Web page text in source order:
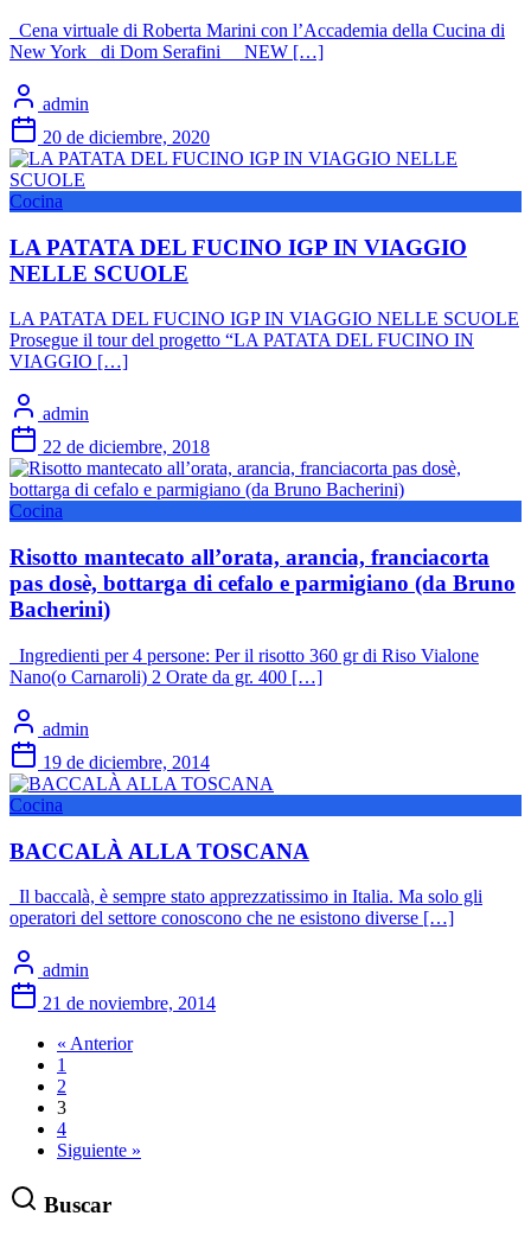
Cena virtuale di Roberta Marini con l’Accademia della Cucina di
New York di Dom Serafini NEW […]
admin
20 de diciembre, 2020
Cocina
LA PATATA DEL FUCINO IGP IN VIAGGIO
NELLE SCUOLE
LA PATATA DEL FUCINO IGP IN VIAGGIO NELLE SCUOLE
Prosegue il tour del progetto “LA PATATA DEL FUCINO IN
VIAGGIO […]
admin
22 de diciembre, 2018
Cocina
Risotto mantecato all’orata, arancia, franciacorta
pas dosè, bottarga di cefalo e parmigiano (da Bruno
Bacherini)
Ingredienti per 4 persone: Per il risotto 360 gr di Riso Vialone
Nano(o Carnaroli) 2 Orate da gr. 400 […]
admin
19 de diciembre, 2014
Cocina
BACCALÀ ALLA TOSCANA
Il baccalà, è sempre stato apprezzatissimo in Italia. Ma solo gli
operatori del settore conoscono che ne esistono diverse […]
admin
21 de noviembre, 2014
« Anterior
1
2
3
4
Siguiente »
Buscar